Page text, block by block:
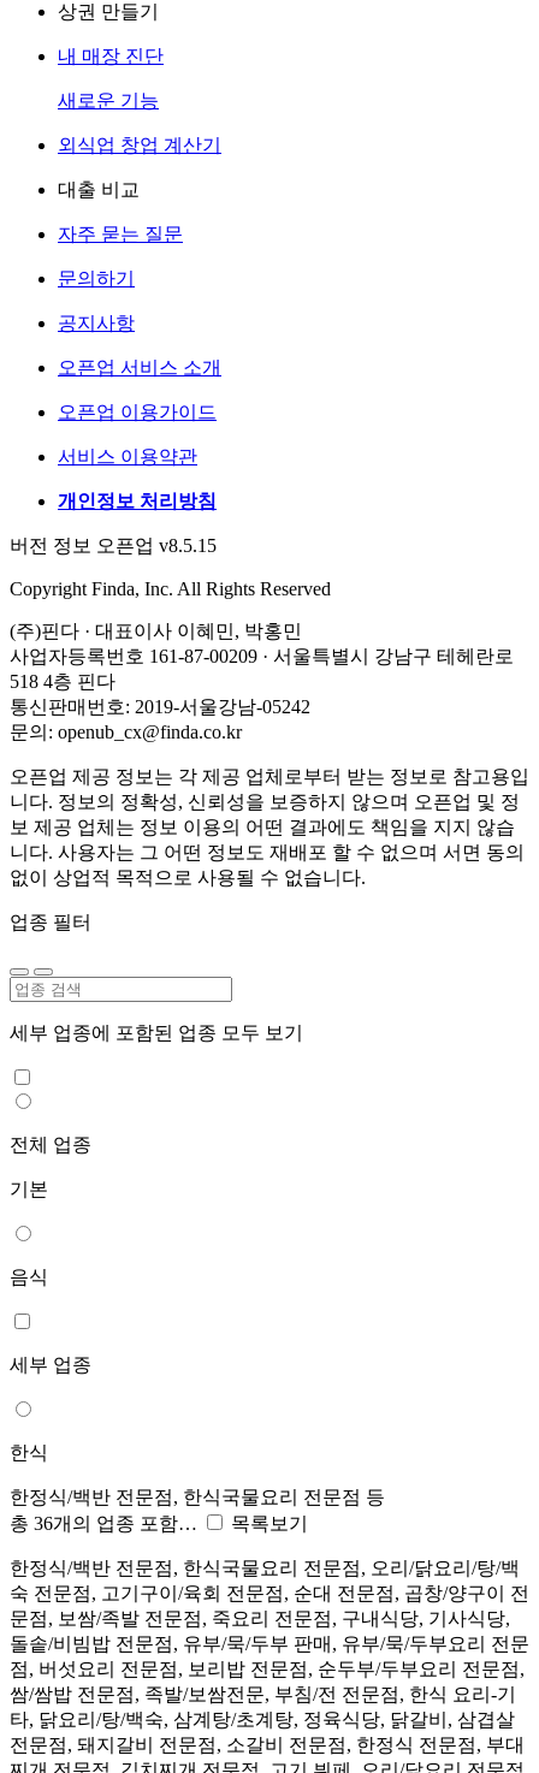
상권 만들기
내 매장 진단
새로운 기능
외식업 창업 계산기
대출 비교
자주 묻는 질문
문의하기
공지사항
오픈업 서비스 소개
오픈업 이용가이드
서비스 이용약관
개인정보 처리방침
버전 정보 오픈업 v8.5.15
Copyright Finda, Inc. All Rights Reserved
(주)핀다 · 대표이사 이혜민, 박홍민
사업자등록번호 161-87-00209 · 서울특별시 강남구 테헤란로
518 4층 핀다
통신판매번호: 2019-서울강남-05242
문의: openub_cx@finda.co.kr
오픈업 제공 정보는 각 제공 업체로부터 받는 정보로 참고용입
니다. 정보의 정확성, 신뢰성을 보증하지 않으며 오픈업 및 정
보 제공 업체는 정보 이용의 어떤 결과에도 책임을 지지 않습
니다. 사용자는 그 어떤 정보도 재배포 할 수 없으며 서면 동의
없이 상업적 목적으로 사용될 수 없습니다.
업종 필터
세부 업종에 포함된 업종 모두 보기
전체 업종
기본
음식
세부 업종
한식
한정식/백반 전문점, 한식국물요리 전문점 등
총 36개의 업종 포함…
목록보기
한정식/백반 전문점, 한식국물요리 전문점, 오리/닭요리/탕/백
숙 전문점, 고기구이/육회 전문점, 순대 전문점, 곱창/양구이 전
문점, 보쌈/족발 전문점, 죽요리 전문점, 구내식당, 기사식당,
돌솥/비빔밥 전문점, 유부/묵/두부 판매, 유부/묵/두부요리 전문
점, 버섯요리 전문점, 보리밥 전문점, 순두부/두부요리 전문점,
쌈/쌈밥 전문점, 족발/보쌈전문, 부침/전 전문점, 한식 요리-기
타, 닭요리/탕/백숙, 삼계탕/초계탕, 정육식당, 닭갈비, 삼겹살
전문점, 돼지갈비 전문점, 소갈비 전문점, 한정식 전문점, 부대